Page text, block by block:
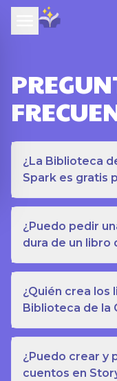
¿La Biblioteca
Spark es gratis
¿Puedo pedir
dura de un libro
¿Quién crea los
Biblioteca de la
¿Puedo crear y
cuentos en